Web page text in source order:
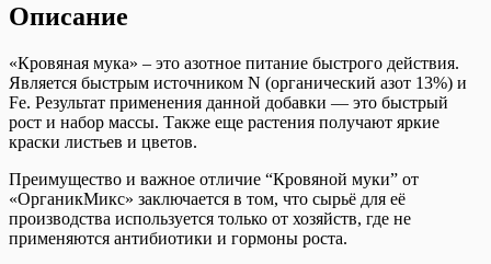
Описание
«Кровяная мука» – это азотное питание быстрого действия.
Является быстрым источником N (органический азот 13%) и
Fe. Результат применения данной добавки — это быстрый
рост и набор массы. Также еще растения получают яркие
краски листьев и цветов.
Преимущество и важное отличие “Кровяной муки” от
«ОрганикМикс» заключается в том, что сырьё для её
производства используется только от хозяйств, где не
применяются антибиотики и гормоны роста.